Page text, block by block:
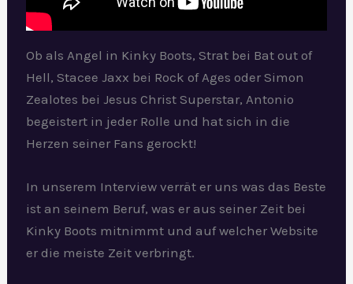
Ob als Angel in Kinky Boots, Strat bei Bat out of
Hell, Stacee Jaxx bei Rock of Ages oder Simon
Zealotes bei Jesus Christ Superstar, Antonio
begeistert in jeder Rolle und hat sich in die
Herzen seiner Fans gerockt!
In unserem Interview verrät er uns was das Beste
ist an seinem Beruf, was er aus seiner Zeit bei
Kinky Boots mitnimmt und auf welcher Website
er die meiste Zeit verbringt.